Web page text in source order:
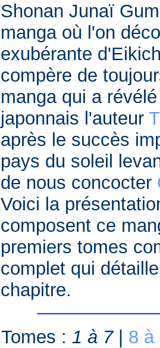
Shonan Junaï
manga où l'on
exubérante
compère de
manga qui a
japonnais l'auteur
après le succès
pays du soleil
de nous concocter
Voici la
composent ce
premiers tomes
complet qui
chapitre.
Tomes : 1 à 7| 8 à